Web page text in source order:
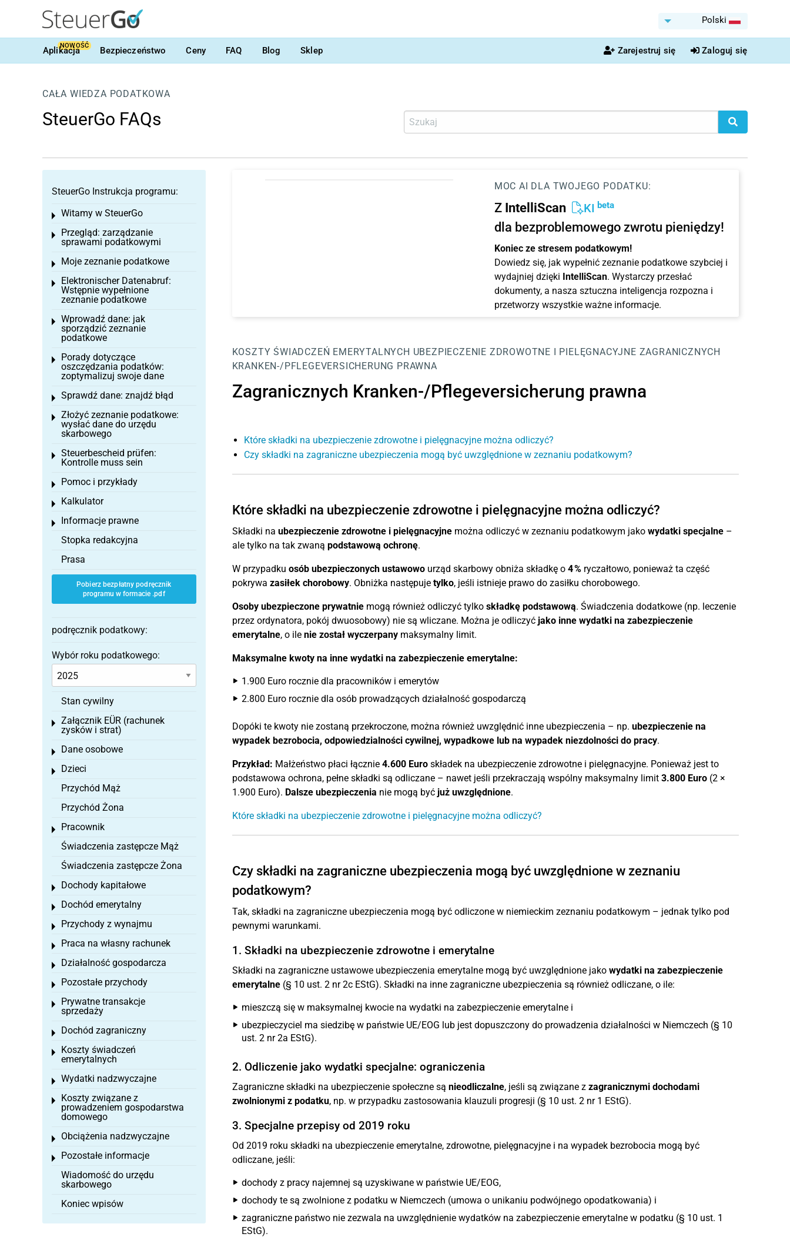
Polski
Aplikacja
NOWOŚĆ Bezpieczeństwo Ceny FAQ Blog Sklep Zarejestruj się Zaloguj się
CAŁA WIEDZA PODATKOWA
SteuerGo FAQs
MOC AI DLA TWOJEGO PODATKU:
Z IntelliScan KI beta
dla bezproblemowego zwrotu pieniędzy!
Koniec ze stresem podatkowym!
Dowiedz się, jak wypełnić zeznanie podatkowe szybciej i
wydajniej dzięki IntelliScan. Wystarczy przesłać
dokumenty, a nasza sztuczna inteligencja rozpozna i
przetworzy wszystkie ważne informacje.
KOSZTY ŚWIADCZEŃ EMERYTALNYCH UBEZPIECZENIE ZDROWOTNE I PIELĘGNACYJNE ZAGRANICZNYCH
KRANKEN-/PFLEGEVERSICHERUNG PRAWNA
Zagranicznych Kranken-/Pflegeversicherung prawna
Które składki na ubezpieczenie zdrowotne i pielęgnacyjne można odliczyć?
Czy składki na zagraniczne ubezpieczenia mogą być uwzględnione w zeznaniu podatkowym?
Które składki na ubezpieczenie zdrowotne i pielęgnacyjne można odliczyć?
Składki na ubezpieczenie zdrowotne i pielęgnacyjnemożna odliczyć w zeznaniu podatkowym jako wydatki specjalne–
ale tylko na tak zwaną podstawową ochronę.
W przypadku osób ubezpieczonych ustawowourząd skarbowy obniża składkę o 4 %ryczałtowo, ponieważ ta część
pokrywa zasiłek chorobowy. Obniżka następuje tylko, jeśli istnieje prawo do zasiłku chorobowego.
Osoby ubezpieczone prywatniemogą również odliczyć tylko składkę podstawową. Świadczenia dodatkowe (np. leczenie
przez ordynatora, pokój dwuosobowy) nie są wliczane. Można je odliczyć jako inne wydatki na zabezpieczenie
emerytalne, o ile nie został wyczerpanymaksymalny limit.
Maksymalne kwoty na inne wydatki na zabezpieczenie emerytalne:
1.900 Euro rocznie dla pracowników i emerytów
2.800 Euro rocznie dla osób prowadzących działalność gospodarczą
Dopóki te kwoty nie zostaną przekroczone, można również uwzględnić inne ubezpieczenia – np. ubezpieczenie na
wypadek bezrobocia, odpowiedzialności cywilnej, wypadkowe lub na wypadek niezdolności do pracy.
Przykład: Małżeństwo płaci łącznie 4.600 Euroskładek na ubezpieczenie zdrowotne i pielęgnacyjne. Ponieważ jest to
podstawowa ochrona, pełne składki są odliczane – nawet jeśli przekraczają wspólny maksymalny limit 3.800 Euro(2 ×
1.900 Euro). Dalsze ubezpieczenia nie mogą być już uwzględnione.
Które składki na ubezpieczenie zdrowotne i pielęgnacyjne można odliczyć?
Czy składki na zagraniczne ubezpieczenia mogą być uwzględnione w zeznaniu
podatkowym?
Tak, składki na zagraniczne ubezpieczenia mogą być odliczone w niemieckim zeznaniu podatkowym – jednak tylko pod
pewnymi warunkami.
1. Składki na ubezpieczenie zdrowotne i emerytalne
Składki na zagraniczne ustawowe ubezpieczenia emerytalne mogą być uwzględnione jako wydatki na zabezpieczenie
emerytalne(§ 10 ust. 2 nr 2c EStG). Składki na inne zagraniczne ubezpieczenia są również odliczane, o ile:
mieszczą się w maksymalnej kwocie na wydatki na zabezpieczenie emerytalne i
ubezpieczyciel ma siedzibę w państwie UE/EOG lub jest dopuszczony do prowadzenia działalności w Niemczech (§ 10
ust. 2 nr 2a EStG).
2. Odliczenie jako wydatki specjalne: ograniczenia
Zagraniczne składki na ubezpieczenie społeczne są nieodliczalne, jeśli są związane z zagranicznymi dochodami
zwolnionymi z podatku, np. w przypadku zastosowania klauzuli progresji (§ 10 ust. 2 nr 1 EStG).
3. Specjalne przepisy od 2019 roku
Od 2019 roku składki na ubezpieczenie emerytalne, zdrowotne, pielęgnacyjne i na wypadek bezrobocia mogą być
odliczane, jeśli:
dochody z pracy najemnej są uzyskiwane w państwie UE/EOG,
dochody te są zwolnione z podatku w Niemczech (umowa o unikaniu podwójnego opodatkowania) i
zagraniczne państwo nie zezwala na uwzględnienie wydatków na zabezpieczenie emerytalne w podatku (§ 10 ust. 1
EStG).
SteuerGo Instrukcja programu:
Witamy w SteuerGo
Toggle menu
Przegląd: zarządzanie
sprawami podatkowymi
Toggle menu
Moje zeznanie podatkowe
Toggle menu
Elektronischer Datenabruf:
Wstępnie wypełnione
zeznanie podatkowe
Toggle menu
Wprowadź dane: jak
sporządzić zeznanie
podatkowe
Toggle menu
Porady dotyczące
oszczędzania podatków:
zoptymalizuj swoje dane
Toggle menu
Sprawdź dane: znajdź błąd
Toggle menu
Złożyć zeznanie podatkowe:
wysłać dane do urzędu
skarbowego
Toggle menu
Steuerbescheid prüfen:
Kontrolle muss sein
Toggle menu
Pomoc i przykłady
Toggle menu
Kalkulator
Toggle menu
Informacje prawne
Toggle menu
Stopka redakcyjna
Prasa
Pobierz bezpłatny podręcznik
programu w formacie .pdf
podręcznik podatkowy:
Wybór roku podatkowego:
Stan cywilny
Załącznik EÜR (rachunek
zysków i strat)
Toggle menu
Dane osobowe
Toggle menu
Dzieci
Toggle menu
Przychód Mąż
Przychód Żona
Pracownik
Toggle menu
Świadczenia zastępcze Mąż
Świadczenia zastępcze Żona
Dochody kapitałowe
Toggle menu
Dochód emerytalny
Toggle menu
Przychody z wynajmu
Toggle menu
Praca na własny rachunek
Toggle menu
Działalność gospodarcza
Toggle menu
Pozostałe przychody
Toggle menu
Prywatne transakcje
sprzedaży
Toggle menu
Dochód zagraniczny
Toggle menu
Koszty świadczeń
emerytalnych
Toggle menu
Wydatki nadzwyczajne
Toggle menu
Koszty związane z
prowadzeniem gospodarstwa
domowego
Toggle menu
Obciążenia nadzwyczajne
Toggle menu
Pozostałe informacje
Toggle menu
Wiadomość do urzędu
skarbowego
Koniec wpisów